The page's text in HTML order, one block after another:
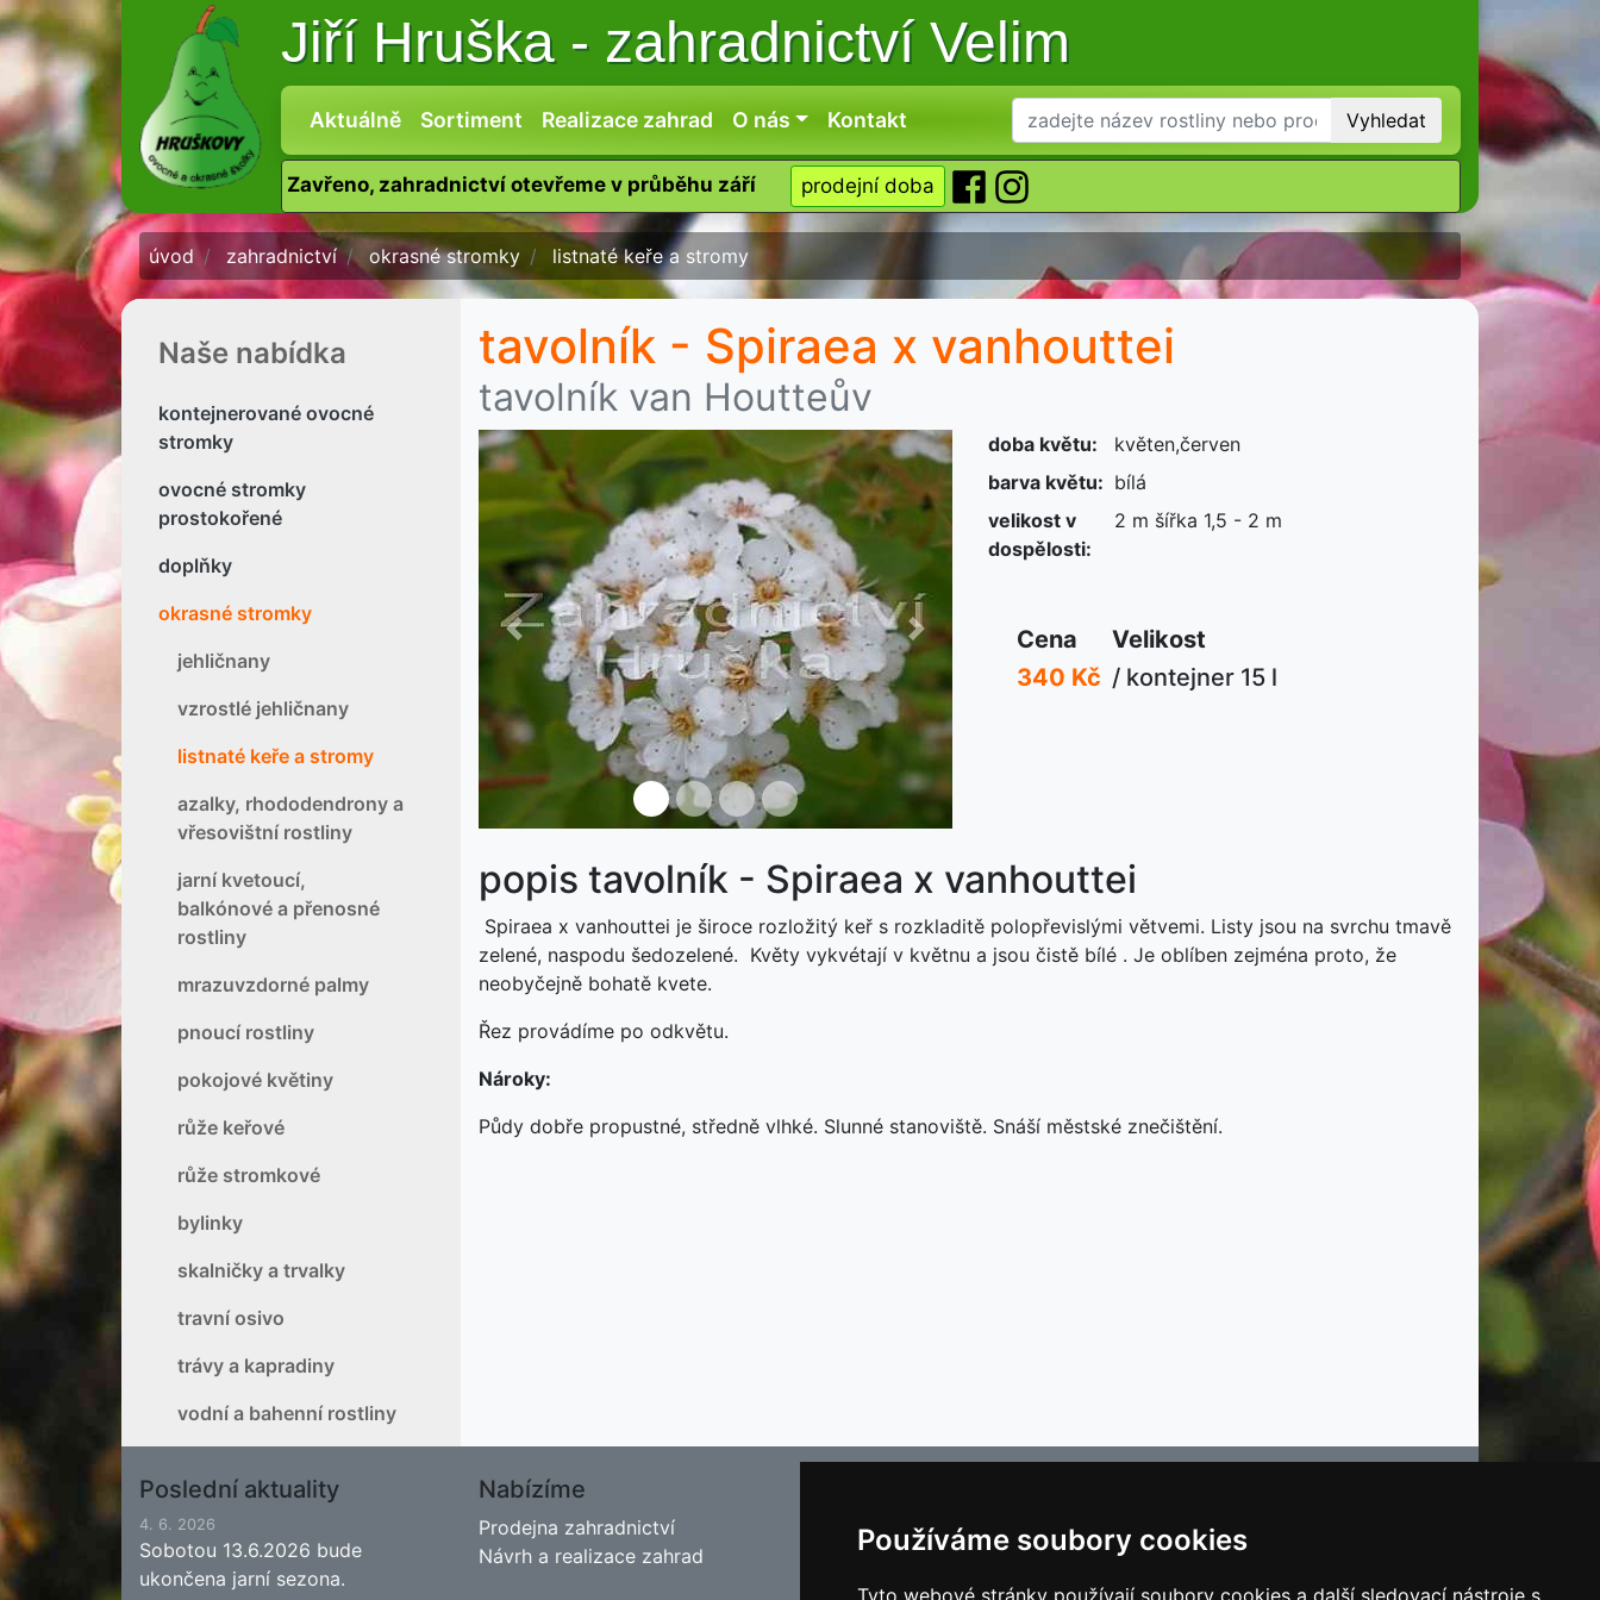
Používáme soubory cookies
Tyto webové stránky používají soubory cookies a další sledovací nástroje s
Jiří Hruška -zahradnictví Velim
Aktuálně Sortiment Realizace zahrad O nás Kontakt Vyhledat
Zavřeno, zahradnictví otevřeme v průběhu září prodejní doba
úvod zahradnictví okrasné stromky listnaté keře a stromy
Naše nabídka
kontejnerované ovocné
stromky
ovocné stromky
prostokořené
doplňky
okrasné stromky
jehličnany
vzrostlé jehličnany
listnaté keře a stromy
azalky, rhododendrony a
vřesovištní rostliny
jarní kvetoucí,
balkónové a přenosné
rostliny
mrazuvzdorné palmy
pnoucí rostliny
pokojové květiny
růže keřové
růže stromkové
bylinky
skalničky a trvalky
travní osivo
trávy a kapradiny
vodní a bahenní rostliny
tavolník - Spiraea x vanhouttei
tavolník van Houtteův
Předchozí Další
doba květu:
květen,červen
barva květu: bílá
velikost v
dospělosti:
2 m šířka 1,5 - 2 m
Cena
Velikost
340 Kč / kontejner 15 l
popis tavolník - Spiraea x vanhouttei
Spiraea x vanhouttei je široce rozložitý keř s rozkladitě polopřevislými větvemi. Listy jsou na svrchu tmavě
zelené, naspodu šedozelené. Květy vykvétají v květnu a jsou čistě bílé . Je oblíben zejména proto, že
neobyčejně bohatě kvete.
Řez provádíme po odkvětu.
Nároky:
Půdy dobře propustné, středně vlhké. Slunné stanoviště. Snáší městské znečištění.
Poslední aktuality
4. 6. 2026
Sobotou 13.6.2026 bude
ukončena jarní sezona.
Nabízíme
Prodejna zahradnictví
Návrh a realizace zahrad
Kontakt
Facebook
Blog - Rady pro zahrádkáře